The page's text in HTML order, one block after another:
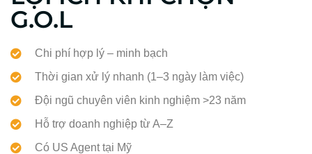
G.O.L
Chi phí hợp lý – minh bạch
Thời gian xử lý nhanh (1–3 ngày làm việc)
Đội ngũ chuyên viên kinh nghiệm >23 năm
Hỗ trợ doanh nghiệp từ A–Z
Có US Agent tại Mỹ